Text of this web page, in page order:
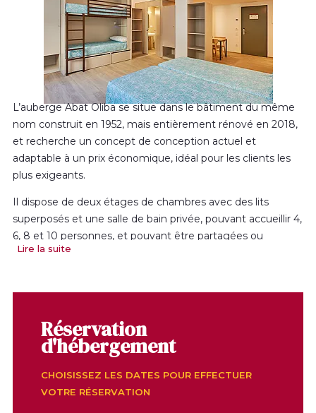
L’auberge Abat Oliba se situe dans le bâtiment du même
nom construit en 1952, mais entièrement rénové en 2018,
et recherche un concept de conception actuel et
adaptable à un prix économique, idéal pour les clients les
plus exigeants.
Il dispose de deux étages de chambres avec des lits
superposés et une salle de bain privée, pouvant accueillir 4,
6, 8 et 10 personnes, et pouvant être partagées ou
réservées individuellement. Aux étages supérieurs se
des familles ou des groupes.
En plus, nous pouvons nous adapter aux besoins des hôtes
confortable possible. Nous proposonsune connexion Wi-
Fi gratuitedans tout le bâtiment, un
Lire la suite
Réservation
d'hébergement
CHOISISSEZ LES DATES POUR EFFECTUER
VOTRE RÉSERVATION